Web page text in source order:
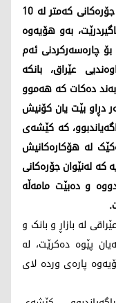
هەندێک لە جۆری پارەی وردە تەنانەت لە جۆرەکانی کەمتر لە 10
بەو هۆیەوە
چارەسەرکردنی ئەم
عێراق، بانکە
دەکات کە هەموو
دڕاو بێت یان کۆنیش
کە کێشەی
لە هۆکارەکانیش
کە لەنێوان جۆرەکانی
و دەبێت مامەڵە
500یی و 1000دیناری عێراقی لە بازاڕ و بانک و
پێوە دەکرێت، له
پارەی وردە لای